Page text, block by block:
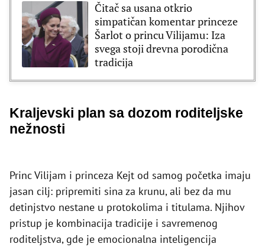
Čitač sa usana otkrio
simpatičan komentar princeze
Šarlot o princu Vilijamu: Iza
svega stoji drevna porodična
tradicija
Kraljevski plan sa dozom roditeljske
nežnosti
Princ Vilijam i princeza Kejt od samog početka imaju
jasan cilj: pripremiti sina za krunu, ali bez da mu
detinjstvo nestane u protokolima i titulama. Njihov
pristup je kombinacija tradicije i savremenog
roditeljstva, gde je emocionalna inteligencija